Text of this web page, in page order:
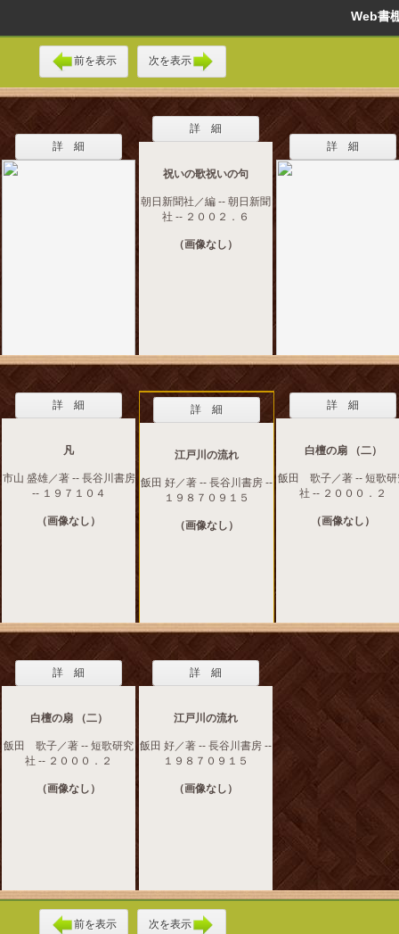
Web
前を表示 次を表示
詳 細
詳 細
祝いの歌祝いの句
朝日新聞社／編 -- 朝日新聞
社 -- ２００２．６
（画像なし）
詳 細
詳 細
凡
市山 盛雄／著 -- 長谷川書房
-- １９７１０４
（画像なし）
詳 細
江戸川の流れ
飯田 好／著 -- 長谷川書房 --
１９８７０９１５
（画像なし）
詳 細
白檀の扇 （二）
飯田 歌子／著 -- 短歌研
社 -- ２０００．２
（画像なし）
詳 細
白檀の扇 （二）
飯田 歌子／著 -- 短歌研究
社 -- ２０００．２
（画像なし）
詳 細
江戸川の流れ
飯田 好／著 -- 長谷川書房 --
１９８７０９１５
（画像なし）
前を表示 次を表示